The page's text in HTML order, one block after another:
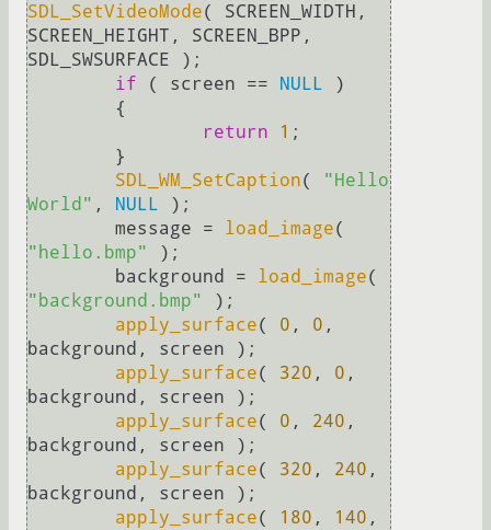
SDL_SetVideoMode( SCREEN_WIDTH,
SCREEN_HEIGHT, SCREEN_BPP,
SDL_SWSURFACE );
if ( screen == NULL )
return
1 ;
SDL_WM_SetCaption(
"Hello
World" , NULL );
	message =
load_image
"hello.bmp"
);
	background =
load_image
"background.bmp"
);
apply_surface( 0 , 0 ,
background, screen );
apply_surface( 320 , 0 ,
background, screen );
apply_surface( 0 , 240 ,
background, screen );
apply_surface( 320 , 240 ,
background, screen );
apply_surface( 180 , 140 ,